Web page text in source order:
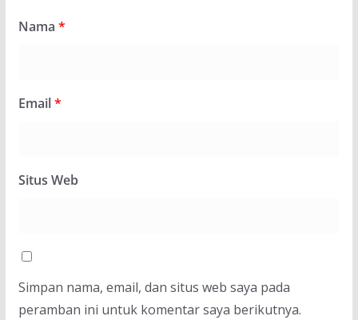
Nama *
Email*
Situs Web
Simpan nama, email, dan situs web saya pada
peramban ini untuk komentar saya berikutnya.